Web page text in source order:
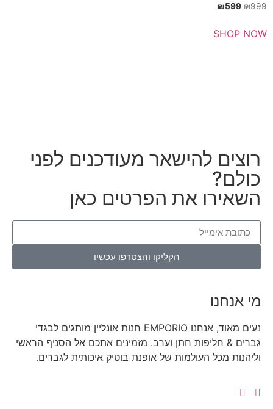
₪
להישאר מעודכנים לפני
את הפרטים כאן
הקליקו והצטרפו עכשיו
נעים מאוד, אנחנו EMPORIO חנות אונליין מותגים לבגדי
חליפות חתן וערב. מזמינים אתכם אל הסניף הראשי
מכל העולמות של אופנת בוטיק איכותית לגברים.